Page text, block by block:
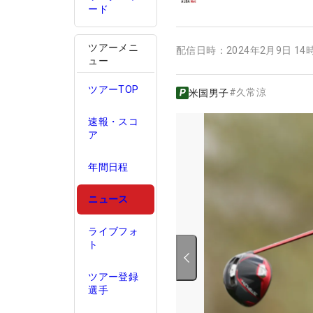
ード
ツアーメニ
ュー
ツアーTOP
速報・スコ
ア
年間日程
ニュース
ライブフォ
ト
ツアー登録
選手
配信日時： 2024年2月9日 14
米国男子#久常涼